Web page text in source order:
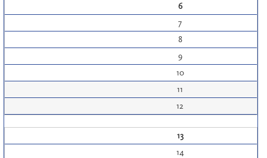
6
7
8
9
10
11
12
13
14